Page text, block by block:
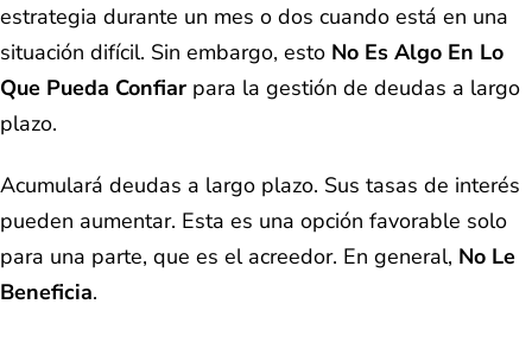
estrategia durante un mes o dos cuando está en una
situación difícil. Sin embargo, esto No Es Algo En Lo
Que Pueda Confiar para la gestión de deudas a largo
plazo.
Acumulará deudas a largo plazo. Sus tasas de interés
pueden aumentar. Esta es una opción favorable solo
para una parte, que es el acreedor. En general, No Le
Beneficia.